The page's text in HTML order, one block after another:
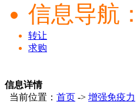
信息导航：
转让
求购
信息详情
当前位置： 首页 -> 增强免疫力